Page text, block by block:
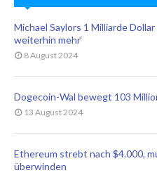
Michael Saylors 1 Milliarde
weiterhin mehr‘
8 August 2024
Dogecoin-Wal bewegt 103
13 August 2024
Ethereum strebt nach $4.000,
überwinden